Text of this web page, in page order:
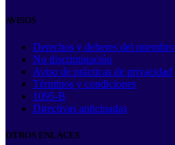
AVISOS
Derechos y deberes del miembro
No discriminación
Aviso de prácticas de privacidad
Términos y condiciones
1095-B
Directivas anticipadas
OTROS ENLACES